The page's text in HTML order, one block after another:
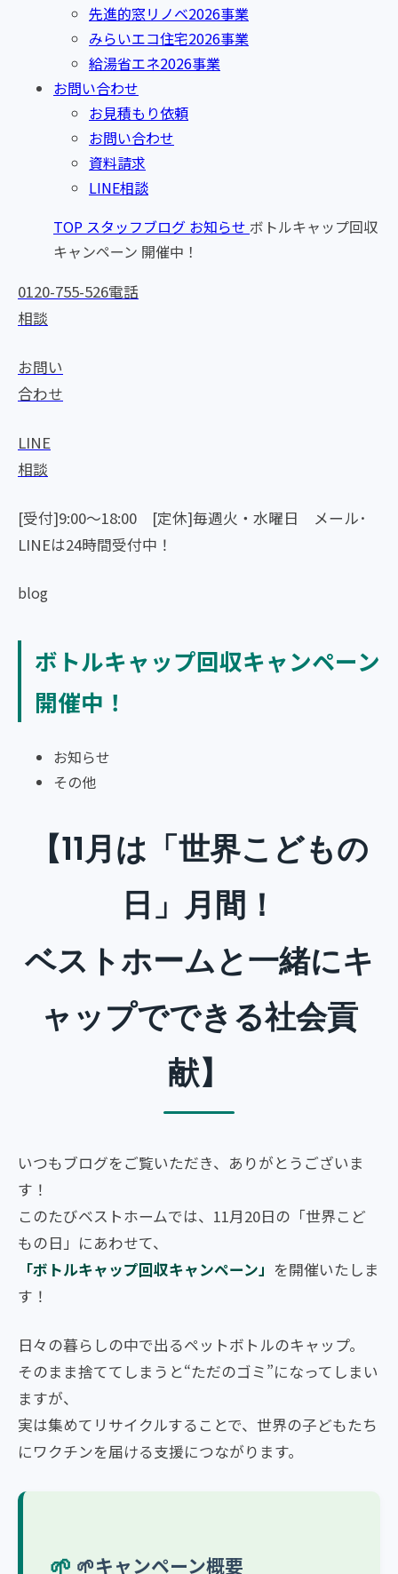
先進的窓リノベ2026事業
みらいエコ住宅2026事業
給湯省エネ2026事業
お問い合わせ
お見積もり依頼
お問い合わせ
資料請求
LINE相談
TOP スタッフブログ お知らせ ボトルキャップ回収
キャンペーン 開催中！
0120-755-526電話
相談
お問い
合わせ
LINE
相談
[受付]9:00～18:00 [定休]毎週火・水曜日 メール･
LINEは24時間受付中！
blog
ボトルキャップ回収キャンペーン
開催中！
お知らせ
その他
【11月は「世界こどもの
日」月間！
ベストホームと一緒にキ
ャップでできる社会貢
献】
いつもブログをご覧いただき、ありがとうございま
す！
このたびベストホームでは、11月20日の「世界こど
もの日」にあわせて、
「ボトルキャップ回収キャンペーン」 を開催いたしま
す！
日々の暮らしの中で出るペットボトルのキャップ。
そのまま捨ててしまうと“ただのゴミ”になってしまい
ますが、
実は集めてリサイクルすることで、世界の子どもたち
にワクチンを届ける支援につながります。
🌱キャンペーン概要